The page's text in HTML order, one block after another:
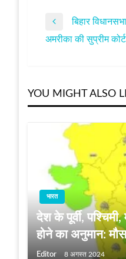
पोस्ट
Previous
Post
बिहार
Next
अमरीका की सुप्रीम
YOU MIGHT ALSO
भारत
देश के पूर्वी, पश्चिमी,
होने का अनुमान:
Editor 8 अगस्त 2024